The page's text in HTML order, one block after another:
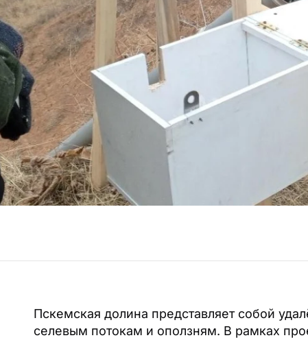
Пскемская долина представляет собой
селевым потокам и оползням. В рамках